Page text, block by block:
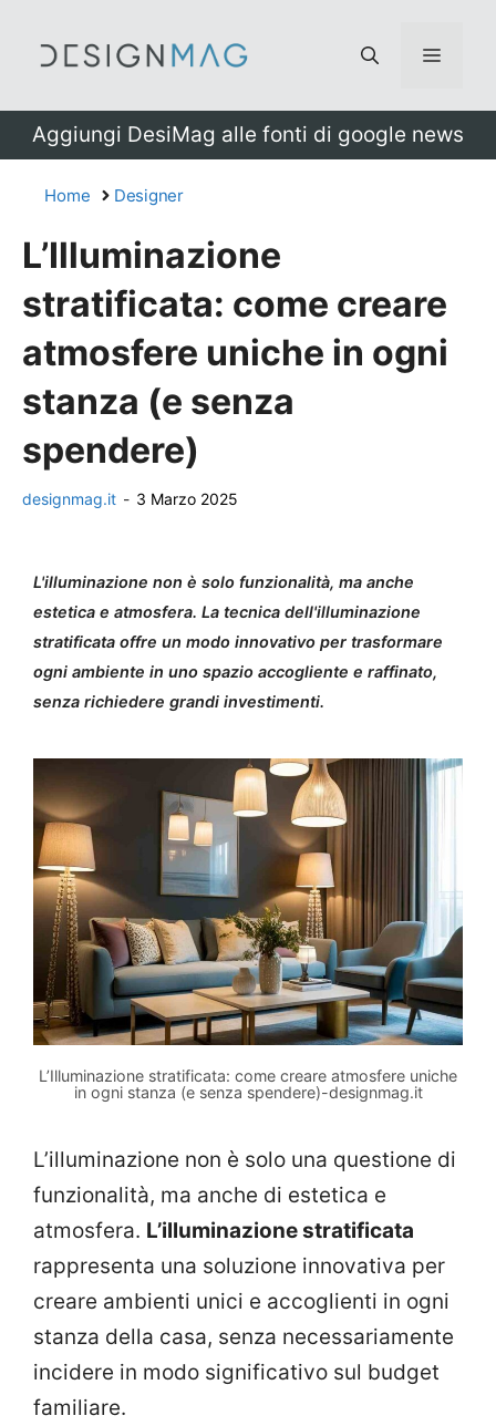
Menu
Aggiungi DesiMag alle fonti di google news
Home Designer
L’Illuminazione
stratificata: come creare
atmosfere uniche in ogni
stanza (e senza
spendere)
designmag.it - 3 Marzo 2025
L'illuminazione non è solo funzionalità, ma anche
estetica e atmosfera. La tecnica dell'illuminazione
stratificata offre un modo innovativo per trasformare
ogni ambiente in uno spazio accogliente e raffinato,
senza richiedere grandi investimenti.
L’Illuminazione stratificata: come creare atmosfere uniche
in ogni stanza (e senza spendere)-designmag.it
L’illuminazione non è solo una questione di
funzionalità, ma anche di estetica e
atmosfera. L’illuminazione stratificata
rappresenta una soluzione innovativa per
creare ambienti unici e accoglienti in ogni
stanza della casa, senza necessariamente
incidere in modo significativo sul budget
familiare.